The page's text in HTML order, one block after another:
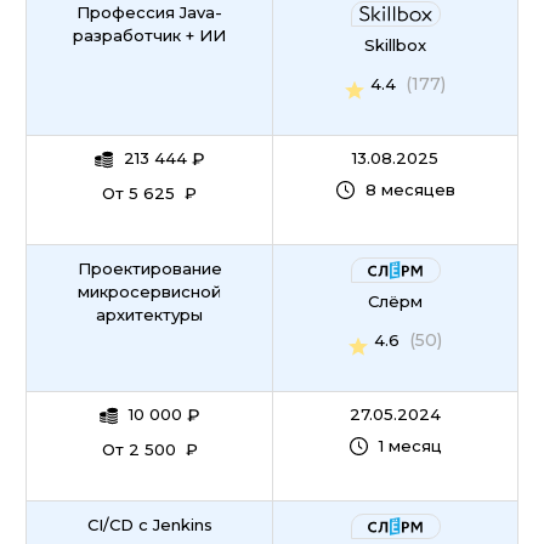
Профессия Java-
разработчик + ИИ
213 444₽
От 5 625 ₽
Skillbox
4.4
(177)
13.08.2025
8 месяцев
Проектирование
микросервисной
архитектуры
10 000 ₽
От 2 500 ₽
Слёрм
4.6
(50)
27.05.2024
1 месяц
СI/CD с Jenkins